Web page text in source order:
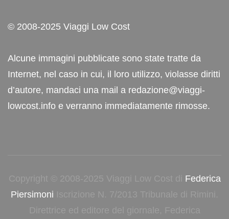
© 2008-2025 Viaggi Low Cost
Alcune immagini pubblicate sono state tratte da
Internet, nel caso in cui, il loro utilizzo, violasse diritti
d’autore, mandaci una mail a redazione@viaggi-
lowcost.info e verranno immediatamente rimosse.
Copyright © 2008-2025 Viaggi Low Cost di Federica
Piersimoni Iscrizione N. 7/2013 Tribunale di Rimini.
Direttrice ed editore del giornale, Federica